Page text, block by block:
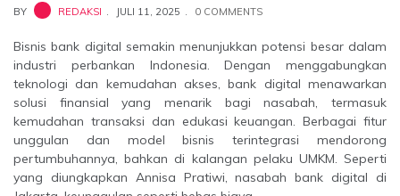
BY REDAKSI JULI 11, 2025 0 COMMENTS
Bisnis bank digital semakin menunjukkan potensi besar dalam
industri perbankan Indonesia. Dengan menggabungkan
teknologi dan kemudahan akses, bank digital menawarkan
solusi finansial yang menarik bagi nasabah, termasuk
kemudahan transaksi dan edukasi keuangan. Berbagai fitur
unggulan dan model bisnis terintegrasi mendorong
pertumbuhannya, bahkan di kalangan pelaku UMKM. Seperti
yang diungkapkan Annisa Pratiwi, nasabah bank digital di